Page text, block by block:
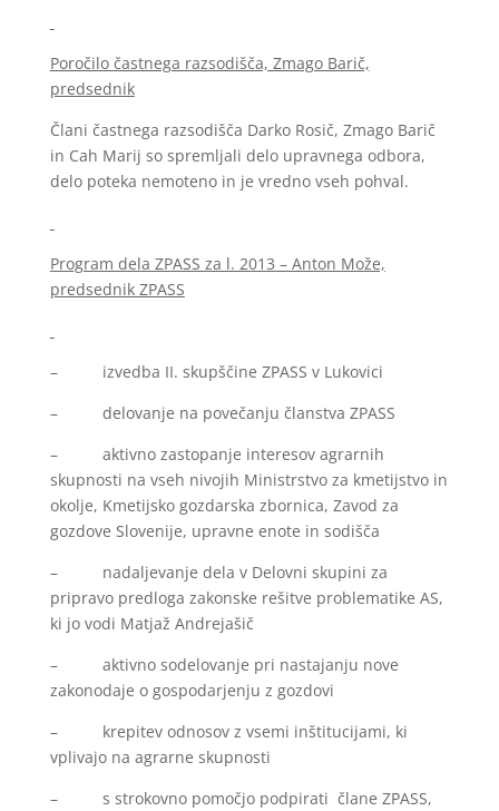
Poročilo častnega razsodišča, Zmago Barič,
predsednik
Člani častnega razsodišča Darko Rosič, Zmago Barič
in Cah Marij so spremljali delo upravnega odbora,
delo poteka nemoteno in je vredno vseh pohval.
Program dela ZPASS za l. 2013 – Anton Može,
predsednik ZPASS
– izvedba II. skupščine ZPASS v Lukovici
– delovanje na povečanju članstva ZPASS
– aktivno zastopanje interesov agrarnih
skupnosti na vseh nivojih Ministrstvo za kmetijstvo in
okolje, Kmetijsko gozdarska zbornica, Zavod za
gozdove Slovenije, upravne enote in sodišča
– nadaljevanje dela v Delovni skupini za
pripravo predloga zakonske rešitve problematike AS,
ki jo vodi Matjaž Andrejašič
– aktivno sodelovanje pri nastajanju nove
zakonodaje o gospodarjenju z gozdovi
– krepitev odnosov z vsemi inštitucijami, ki
vplivajo na agrarne skupnosti
– s strokovno pomočjo podpirati člane ZPASS,